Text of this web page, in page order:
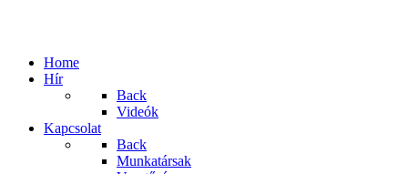
Home
Hír
Back
Videók
Kapcsolat
Back
Munkatársak